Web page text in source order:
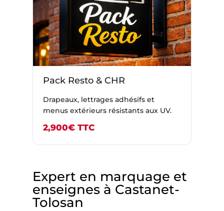
Pack Resto & CHR
Drapeaux, lettrages adhésifs et
menus extérieurs résistants aux UV.
2,900€ TTC
Expert en marquage et
enseignes à Castanet-
Tolosan